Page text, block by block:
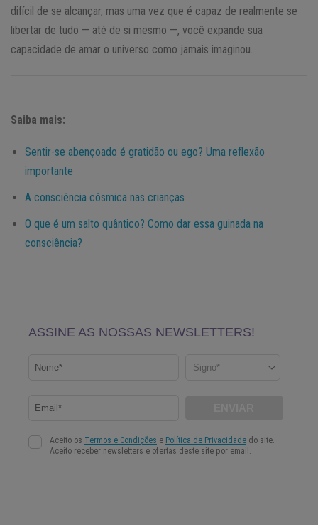
difícil de se alcançar, mas uma vez que é capaz de realmente se
libertar de tudo — até de si mesmo —, você expande sua
capacidade de amar o universo como jamais imaginou.
Saiba mais:
Sentir-se abençoado é gratidão ou ego? Uma reflexão
importante
A consciência cósmica nas crianças
O que é um salto quântico? Como dar essa guinada na
consciência?